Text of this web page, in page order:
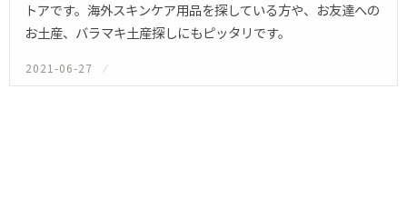
トアです。海外スキンケア用品を探している方や、お友達への
お土産、バラマキ土産探しにもピッタリです。
投
稿
日:
2021-06-27